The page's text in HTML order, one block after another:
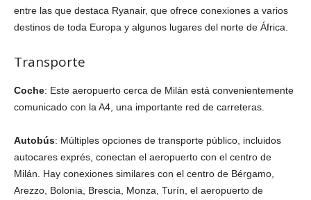
entre las que destaca Ryanair, que ofrece conexiones a varios
destinos de toda Europa y algunos lugares del norte de África.
Transporte
Coche: Este aeropuerto cerca de Milán está convenientemente
comunicado con la A4, una importante red de carreteras.
Autobús: Múltiples opciones de transporte público, incluidos
autocares exprés, conectan el aeropuerto con el centro de
Milán. Hay conexiones similares con el centro de Bérgamo,
Arezzo, Bolonia, Brescia, Monza, Turín, el aeropuerto de